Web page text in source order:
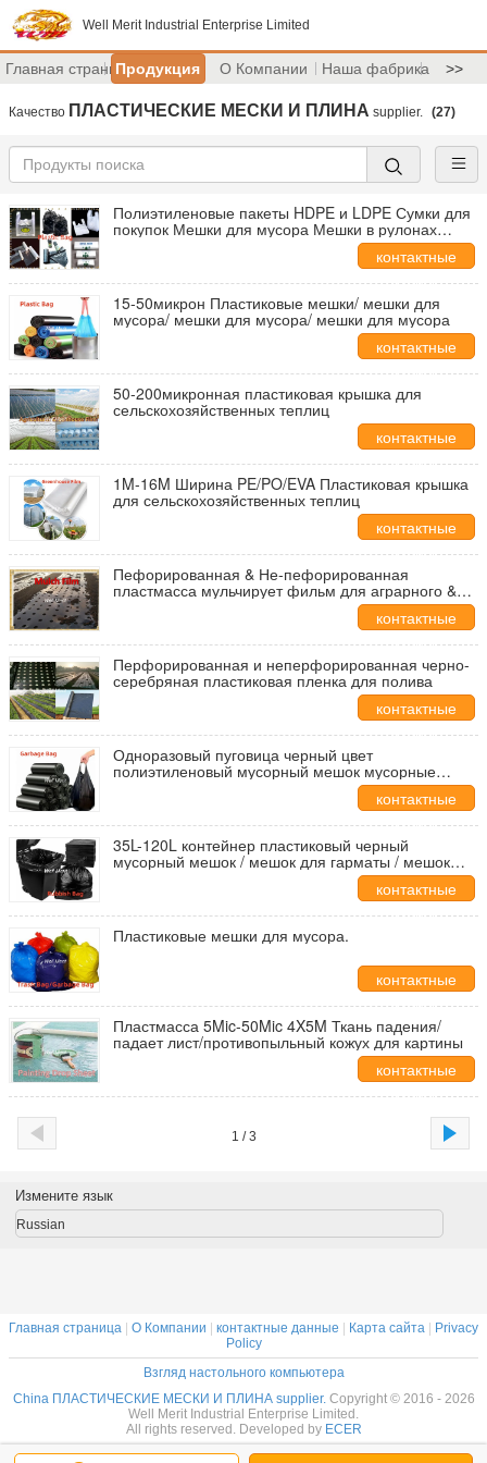
Well Merit Industrial Enterprise Limited
Главная страницаПродукция О Компании Наша фабрика >>
Качество ПЛАСТИЧЕСКИЕ МЕСКИ И ПЛИНА supplier. (27)
Полиэтиленовые пакеты HDPE и LDPE Сумки для
покупок Мешки для мусора Мешки в рулонах
контактные
данные
15-50микрон Пластиковые мешки/ мешки для
мусора/ мешки для мусора/ мешки для мусора
контактные
данные
50-200микронная пластиковая крышка для
сельскохозяйственных теплиц
контактные
данные
1M-16M Ширина PE/PO/EVA Пластиковая крышка
для сельскохозяйственных теплиц
контактные
данные
Пефорированная & Не-пефорированная
пластмасса мульчирует фильм для аграрного &
контактные
данные
Перфорированная и неперфорированная черно-
серебряная пластиковая пленка для полива
контактные
данные
Одноразовый пуговица черный цвет
полиэтиленовый мусорный мешок мусорные
контактные
данные
35L-120L контейнер пластиковый черный
мусорный мешок / мешок для гарматы / мешок
контактные
данные
Пластиковые мешки для мусора.
контактные
данные
Пластмасса 5Mic-50Mic 4X5M Ткань падения/
падает лист/противопыльный кожух для картины
контактные
данные
1 / 3
Измените язык
Russian
Главная страница О Компании контактные данные Карта сайта
Privacy
Policy
Взгляд настольного компьютера
China ПЛАСТИЧЕСКИЕ МЕСКИ И ПЛИНА supplier. Copyright © 2016 - 2026
Well Merit Industrial Enterprise Limited.
All rights reserved. Developed by ECER